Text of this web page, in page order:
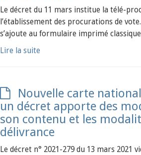
Le décret du 11 mars institue la télé-
l’établissement des procurations de
s’ajoute au formulaire imprimé
Lire la suite
Nouvelle carte
un décret apporte des
son contenu et les
délivrance
Le décret n° 2021-279 du 13 mars 2021